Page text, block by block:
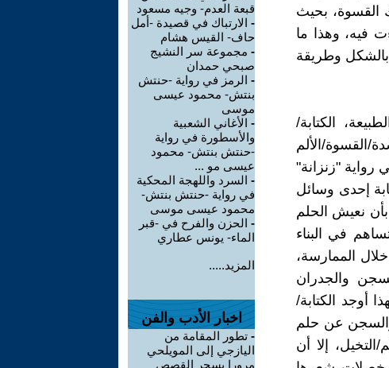
القسوة، بحيث
فيه، وهذا ما
بالشكل وطريقة
الكتابة/
القسوة/الألم
رواية "زنزانة"
إحدى وسائل
نعيش الحلم
في البناء
خلال الممارسة،
والجدران
أوجد الكتابة/
عن حلم
الحلم/التخيل، إلا أن
قبعة العدم- وجيه مسعود
- الارتباك في قصيدة -أمل
حاف- القيس هشام
- مجموعة سر النشيج
صبحي حمدان
- الرمز في رواية -حنتش
بنتش- محمود عيسى
موسى
- الأغاني الشعبية
والأسطورة في رواية
-حنتش بنتش- محمود
عيسى مو ...
- السرد واللهجة المحكية
في رواية -حنتش بنتش-
محمود عيسى موسى
- الحزن والفرح في -قبر
الماء- يونس عطاري
المزيد.....
اخبار الأدب والفن
- تطور المقامة من
اليازجي إلى المويلحي
مرورا بسحر القصص